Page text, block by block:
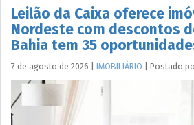
Leilão da Caixa oferece
Nordeste com descontos
Bahia tem 35
7 de agosto de 2026 IMOBILIÁRIO Postado